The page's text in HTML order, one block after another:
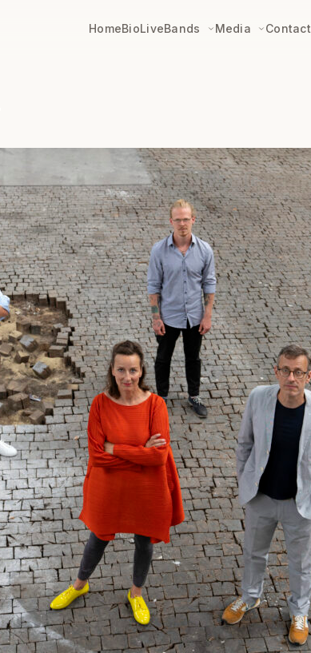
HomeBioLiveBands Media Contact